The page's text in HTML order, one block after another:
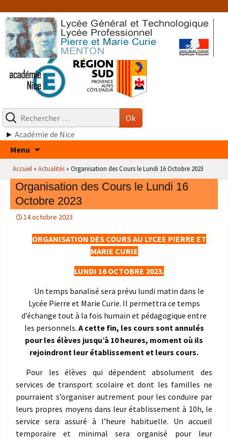
au
contenu
pour
:
Ok
► Académie de Nice
Menu
au
contenu
Accueil » Actualités » Organisation des Cours le Lundi 16 Octobre 2023
Organisation des Cours le Lundi 16
Octobre 2023
14 octobre 2023
ORGANISATION DES COURS AU LYCEE PIERRE ET
MARIE CURIE
LUNDI 16 OCTOBRE 2023.
Un temps banalisé sera prévu lundi matin dans le
Lycée Pierre et Marie Curie. Il permettra ce temps
d’échange tout à la fois humain et pédagogique entre
les personnels. A cette fin, les cours sont annulés
pour les élèves jusqu’à 10 heures, moment où ils
rejoindront leur établissement et leurs cours.
Pour les élèves qui dépendent absolument des
services de transport scolaire et dont les familles ne
pourraient s’organiser autrement pour les conduire par
leurs propres moyens dans leur établissement à 10h, le
service sera assuré à l’heure habituelle. Un accueil
temporaire et minimal sera organisé pour leur